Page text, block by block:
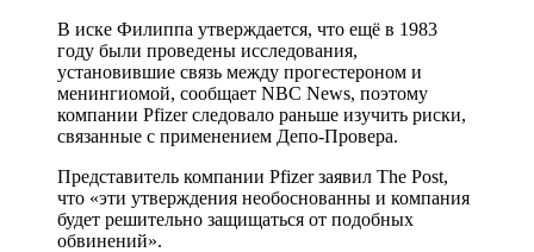
В иске Филиппа утверждается, что ещё в 1983
году были проведены исследования,
установившие связь между прогестероном и
менингиомой, сообщает NBC News, поэтому
компании Pfizer следовало раньше изучить риски,
связанные с применением Депо-Провера.
Представитель компании Pfizer заявил The Post,
что «эти утверждения необоснованны и компания
будет решительно защищаться от подобных
обвинений».